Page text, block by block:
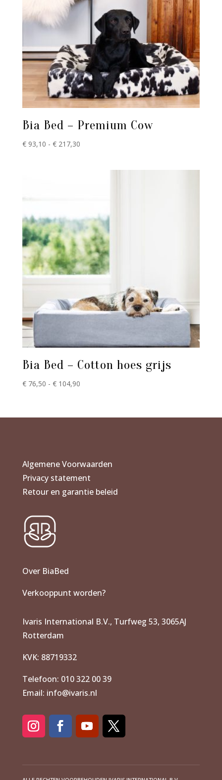
Bia Bed – Premium Cow
€93,10 - €217,30Prijsklasse:
Bia Bed – Cotton hoes grijs
€76,50 - €104,90Prijsklasse:
€ 104,90
Algemene Voorwaarden
Privacy statement
Retour en garantie beleid
Over BiaBed
Verkooppunt worden?
Ivaris International B.V., Turfweg 53, 3065AJ
Rotterdam
KVK: 88719332
Telefoon: 010 322 00 39
Email: info@ivaris.nl